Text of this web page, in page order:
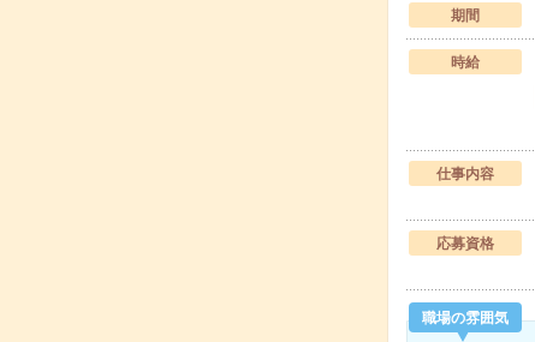
期間
時給
仕事内容
応募資格
職場の雰囲気